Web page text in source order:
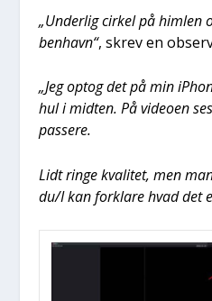
„Under­lig cir­kel på him­len
ben­havn“, skrev en
„Jeg optog det på min
hul i mid­ten. På video­en
pas­se­re.
Lidt rin­ge kva­li­tet, men
du/I kan for­kla­re hvad det